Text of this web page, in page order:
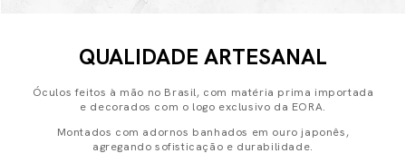
QUALIDADE ARTESANAL
Óculos feitos à mão no Brasil, com matéria prima importada
e decorados com o logo exclusivo da EORA.
Montados com adornos banhados em ouro japonês,
agregando sofisticação e durabilidade.